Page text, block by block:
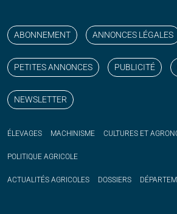
ABONNEMENT ANNONCES LÉGALES
PETITES ANNONCES PUBLICITÉ
NEWSLETTER
ÉLEVAGES MACHINISME CULTURES ET
POLITIQUE AGRICOLE
ACTUALITÉS AGRICOLES DOSSIERS